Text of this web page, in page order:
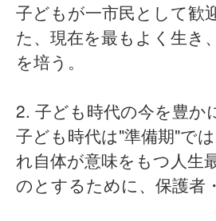
子どもが一市民として歓
た、現在を最もよく生き
を培う。
2. 子ども時代の今を豊か
子ども時代は"準備期"で
れ自体が意味をもつ人生
のとするために、保護者